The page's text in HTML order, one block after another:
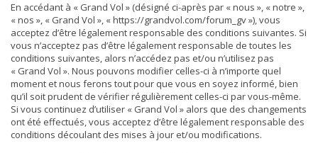
En accédant à « Grand Vol » (désigné ci-après par « nous », « notre »,
« nos », « Grand Vol », « https://grandvol.com/forum_gv »), vous
acceptez d’être légalement responsable des conditions suivantes. Si
vous n’acceptez pas d’être légalement responsable de toutes les
conditions suivantes, alors n’accédez pas et/ou n’utilisez pas
« Grand Vol ». Nous pouvons modifier celles-ci à n’importe quel
moment et nous ferons tout pour que vous en soyez informé, bien
qu’il soit prudent de vérifier régulièrement celles-ci par vous-même.
Si vous continuez d’utiliser « Grand Vol » alors que des changements
ont été effectués, vous acceptez d’être légalement responsable des
conditions découlant des mises à jour et/ou modifications.